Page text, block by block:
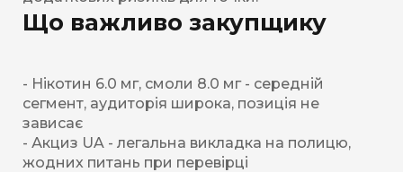
Що важливо закупщику
- Нікотин 6.0 мг, смоли 8.0 мг - середній
сегмент, аудиторія широка, позиція не
зависає
- Акциз UA - легальна викладка на полицю,
жодних питань при перевірці